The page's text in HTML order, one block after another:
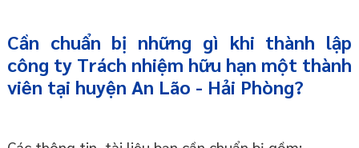
Cần chuẩn bị những gì khi thành lập
công ty Trách nhiệm hữu hạn một thành
viên tại huyện An Lão - Hải Phòng?